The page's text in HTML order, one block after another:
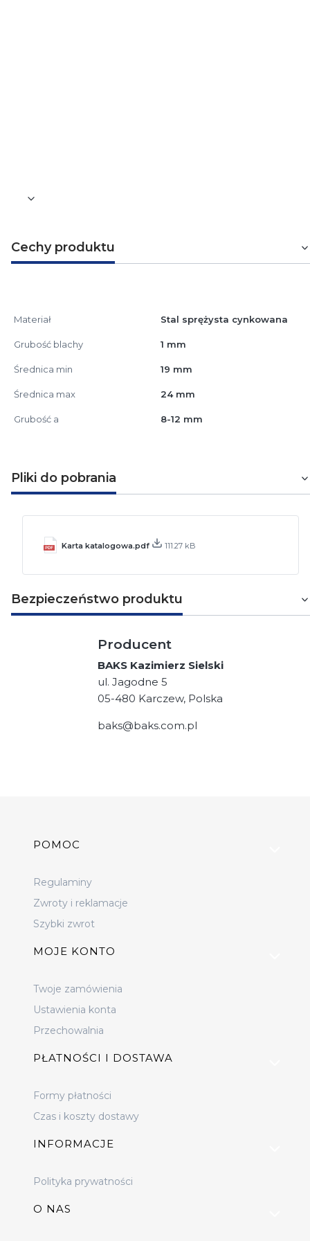
Cechy produktu
Materiał Stal sprężysta cynkowana
Grubość blachy 1 mm
Średnica min 19 mm
Średnica max 24 mm
Grubość a 8-12 mm
Pliki do pobrania
Karta katalogowa.pdf 111.27 kB
Bezpieczeństwo produktu
Producent
BAKS Kazimierz Sielski
ul. Jagodne 5
05-480 Karczew, Polska
baks@baks.com.pl
Linki w stopce
POMOC
Regulaminy
Zwroty i reklamacje
Szybki zwrot
MOJE KONTO
Twoje zamówienia
Ustawienia konta
Przechowalnia
PŁATNOŚCI I DOSTAWA
Formy płatności
Czas i koszty dostawy
INFORMACJE
Polityka prywatności
O NAS